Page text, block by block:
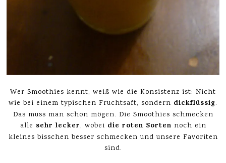
Wer Smoothies kennt, weiß wie die Konsistenz ist: Nicht
wie bei einem typischen Fruchtsaft, sondern dickflüssig.
Das muss man schon mögen. Die Smoothies schmecken
alle sehr lecker, wobei die roten Sorten noch ein
kleines bisschen besser schmecken und unsere Favoriten
sind.